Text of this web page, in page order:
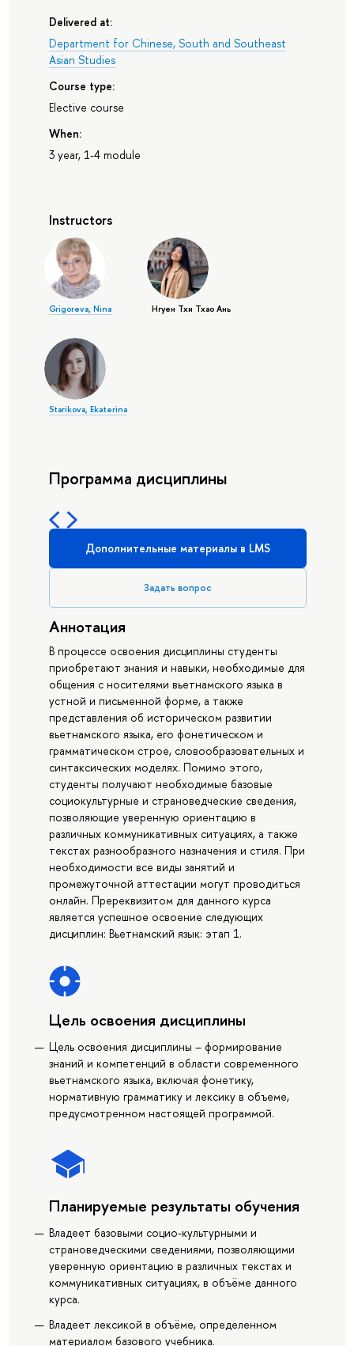
Delivered at:
Department for Chinese, South and Southeast
Asian Studies
Course type:
Elective course
When:
3 year, 1-4 module
Instructors
Grigoreva, Nina Нгуен Тхи Тхао Ань
Starikova, Ekaterina
Программа дисциплины
Дополнительные материалы в LMS
Задать вопрос
Аннотация
В процессе освоения дисциплины студенты
приобретают знания и навыки, необходимые для
общения с носителями вьетнамского языка в
устной и письменной форме, а также
представления об историческом развитии
вьетнамского языка, его фонетическом и
грамматическом строе, словообразовательных и
синтаксических моделях. Помимо этого,
студенты получают необходимые базовые
социокультурные и страноведческие сведения,
позволяющие уверенную ориентацию в
различных коммуникативных ситуациях, а также
текстах разнообразного назначения и стиля. При
необходимости все виды занятий и
промежуточной аттестации могут проводиться
онлайн. Пререквизитом для данного курса
является успешное освоение следующих
дисциплин: Вьетнамский язык: этап 1.
Цель освоения дисциплины
Цель освоения дисциплины – формирование
знаний и компетенций в области современного
вьетнамского языка, включая фонетику,
нормативную грамматику и лексику в объеме,
предусмотренном настоящей программой.
Планируемые результаты обучения
Владеет базовыми социо-культурными и
страноведческими сведениями, позволяющими
уверенную ориентацию в различных текстах и
коммуникативных ситуациях, в объёме данного
курса.
Владеет лексикой в объёме, определенном
материалом базового учебника.